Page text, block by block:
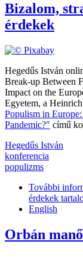
Bizalom,
érdekek
Hegedűs István
Break-up Between
Impact on the
Egyetem, a
Populism in
Pandemic?" című
Hegedűs István
konferencia
populizms
További
érdekek
English
Orbán